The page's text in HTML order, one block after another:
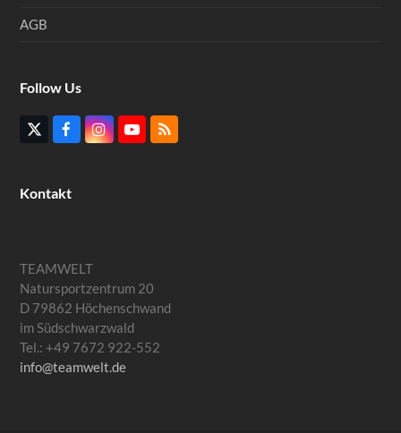
AGB
Follow Us
TwitterFacebookInstagram
YouTube
RSS
Kontakt
TEAMWELT
Natursportzentrum 20
D 79862 Höchenschwand
im Südschwarzwald
Tel.: +49 7672 922-552
info@teamwelt.de